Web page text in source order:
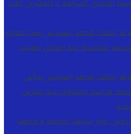
الذكرى السابعة و العشرين لعيد
الملك محمد السادس يصدر عفوه
الملك محمد السادس يترأس
مراسم احتفالات عيد العرش
تعزز بنياتها التحتية وعرضها